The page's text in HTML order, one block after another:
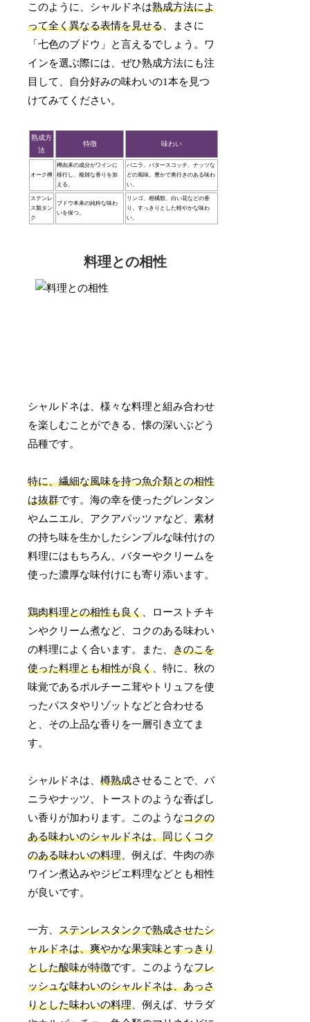
このように、シャルドネは熟成方法によ
って全く異なる表情を見せる 、まさに
「七色のブドウ」と言えるでしょう。ワ
インを選ぶ際には、ぜひ熟成方法にも注
目して、自分好みの味わいの1本を見つ
けてみてください。
熟成方
法
特徴 味わい
オーク樽
樽由来の成分がワインに
移行し、複雑な香りを加
える。
バニラ、バタースコッチ、ナッツな
どの風味。豊かで奥行きのある味わ
い。
ステンレ
ス製タン
ク
ブドウ本来の純粋な味わ
いを保つ。
リンゴ、柑橘類、白い花などの香
り。すっきりとした軽やかな味わ
い。
料理との相性
シャルドネは、様々な料理と組み合わせ
を楽しむことができる、懐の深いぶどう
品種です。
特に、繊細な風味を持つ魚介類との相性
は抜群です。海の幸を使ったグレンタン
やムニエル、アクアパッツァなど、素材
の持ち味を生かしたシンプルな味付けの
料理にはもちろん、バターやクリームを
使った濃厚な味付けにも寄り添います。
鶏肉料理との相性も良く 、ローストチキ
ンやクリーム煮など、コクのある味わい
の料理によく合います。また、きのこを
使った料理とも相性が良く 、特に、秋の
味覚であるポルチーニ茸やトリュフを使
ったパスタやリゾットなどと合わせる
と、その上品な香りを一層引き立てま
す。
シャルドネは、樽熟成させることで、バ
ニラやナッツ、トーストのような香ばし
い香りが加わります。このようなコクの
ある味わいのシャルドネは、同じくコク
のある味わいの料理 、例えば、牛肉の赤
ワイン煮込みやジビエ料理などとも相性
が良いです。
一方、ステンレスタンクで熟成させたシ
ャルドネは、爽やかな果実味とすっきり
とした酸味が特徴です。このようなフレ
ッシュな味わいのシャルドネは、あっさ
りとした味わいの料理 、例えば、サラダ